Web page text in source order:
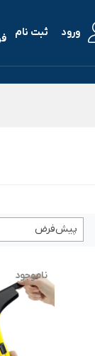
ورود ثبت نام
پیش‌فرض
ناموجود